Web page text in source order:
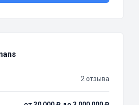
2 отзыва